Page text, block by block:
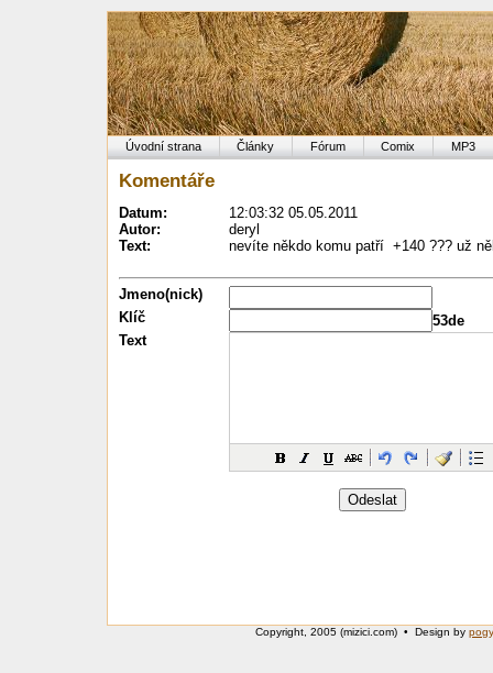
Úvodní strana Články Fórum Comix MP3
Komentáře
Datum:
12:03:32 05.05.2011
Autor:
deryl
Text:
nevíte někdo komu patří +140 ??? už
Jmeno(nick)
Klíč
53de
Text
Copyright, 2005 (mizici.com) • Design by